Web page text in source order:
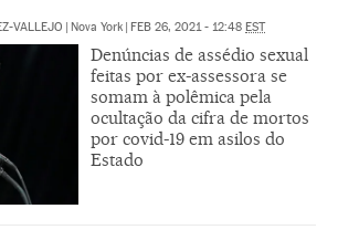
VALLEJO | Nova York | FEB 26, 2021 - 12:48 EST
Denúncias de assédio sexual
feitas por ex-assessora se
somam à polêmica pela
ocultação da cifra de mortos
por covid-19 em asilos do
Estado